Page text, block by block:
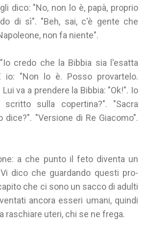
dico: "No, non lo è, papà, proprio
di sì". "Beh, sai, c'è gente che
non fa niente".
credo che la Bibbia sia l'esatta
io: "Non lo è. Posso provartelo.
Lui va a prendere la Bibbia: "Ok!". Io
sulla copertina?". "Sacra
dice?". "Versione di Re Giacomo".
a che punto il feto diventa un
dico che guardando questi pro-
che ci sono un sacco di adulti
ancora esseri umani, quindi
raschiare uteri, chi se ne frega.